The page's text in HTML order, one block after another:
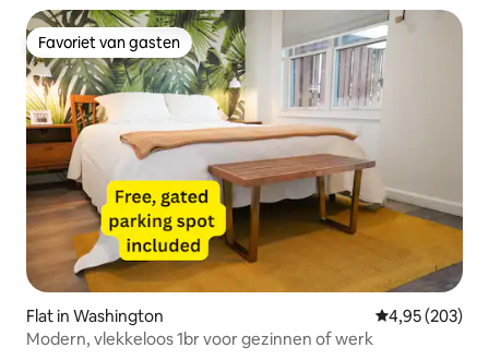
Favoriet van gasten
Favoriet van gasten
Flat in Washington Gemiddelde
4,95 (203)
Modern, vlekkeloos 1br voor gezinnen of werk